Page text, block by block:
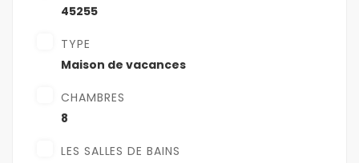
45255
TYPE
Maison de vacances
CHAMBRES
8
LES SALLES DE BAINS